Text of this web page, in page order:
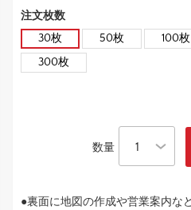
注文枚数
30枚
50枚 100枚
300枚
数量
●裏面に地図の作成や営業案内な